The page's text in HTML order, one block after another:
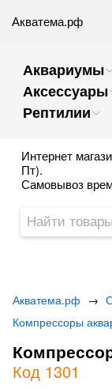
Акватема.рф
Аквариумы
Аксессуары
Рептилии
Интернет
Пт).
Самовывоз
Акватема.рф →
Компрессоры
Код 1301